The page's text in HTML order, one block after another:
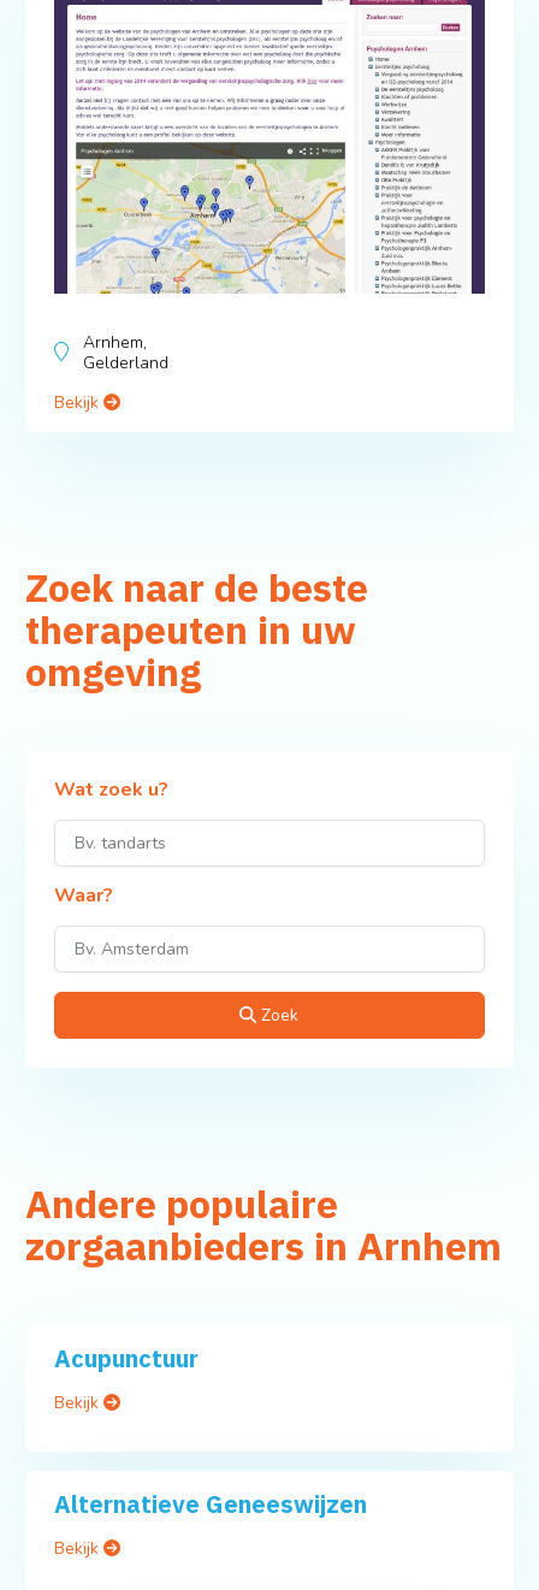
Arnhem,
Gelderland
Bekijk
Zoek naar de beste
therapeuten in uw
omgeving
Wat zoek u?
Waar?
Zoek
Andere populaire
zorgaanbieders in Arnhem
Acupunctuur
Bekijk
Alternatieve Geneeswijzen
Bekijk